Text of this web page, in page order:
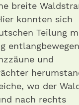
breite
konnten sich
Teilung
und
wo der
nach rechts